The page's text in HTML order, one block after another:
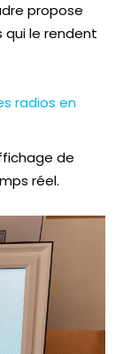
propose
le rendent
radios en
de
réel.